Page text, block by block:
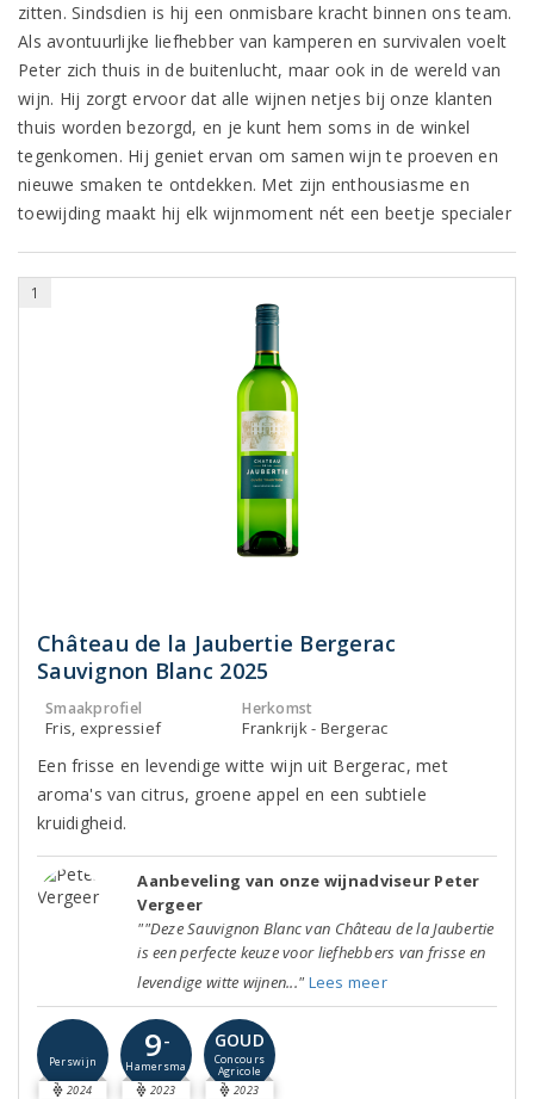
zitten. Sindsdien is hij een onmisbare kracht binnen ons team.
Als avontuurlijke liefhebber van kamperen en survivalen voelt
Peter zich thuis in de buitenlucht, maar ook in de wereld van
wijn. Hij zorgt ervoor dat alle wijnen netjes bij onze klanten
thuis worden bezorgd, en je kunt hem soms in de winkel
tegenkomen. Hij geniet ervan om samen wijn te proeven en
nieuwe smaken te ontdekken. Met zijn enthousiasme en
toewijding maakt hij elk wijnmoment nét een beetje specialer
1
Château de la Jaubertie Bergerac
Sauvignon Blanc 2025
Smaakprofiel
Fris, expressief
Herkomst
Frankrijk - Bergerac
Een frisse en levendige witte wijn uit Bergerac, met
aroma's van citrus, groene appel en een subtiele
kruidigheid.
Aanbeveling van onze wijnadviseur Peter
Vergeer
""Deze Sauvignon Blanc van Château de la Jaubertie
is een perfecte keuze voor liefhebbers van frisse en
levendige witte wijnen..." Lees meer
Perswijn
2024
9-
Hamersma
2023
GOUD
Concours
Agricole
2023